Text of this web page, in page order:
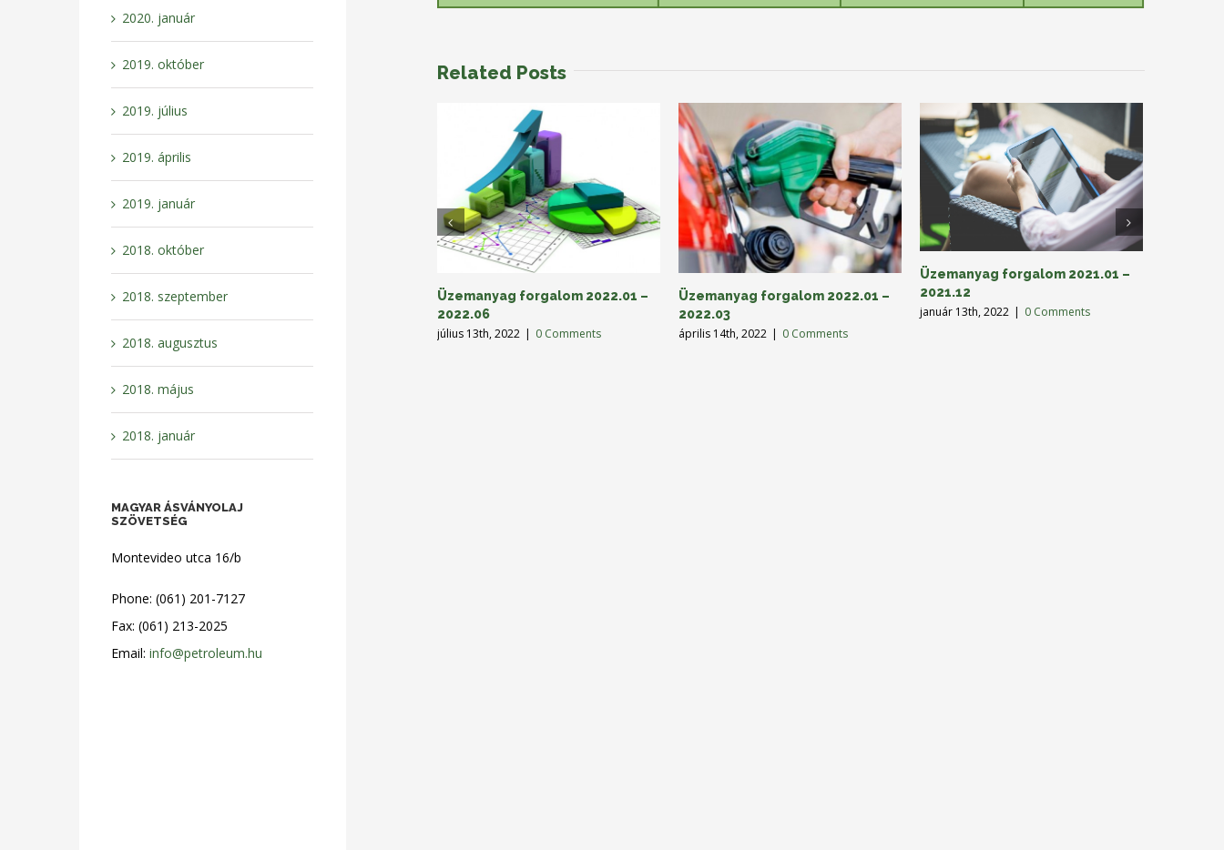
Related Posts
Üzemanyag forgalom 2022.01 –
2022.06
július 13th, 2022 | 0 Comments
Üzemanyag forgalom 2022.01 –
2022.03
április 14th, 2022 | 0 Comments
Üzemanyag forgalom 2021.01 –
2021.12
január 13th, 2022 | 0 Comments
2020. január
2019. október
2019. július
2019. április
2019. január
2018. október
2018. szeptember
2018. augusztus
2018. május
2018. január
MAGYAR ÁSVÁNYOLAJ
SZÖVETSÉG
Montevideo utca 16/b
Phone: (061) 201-7127
Fax: (061) 213-2025
Email:info@petroleum.hu